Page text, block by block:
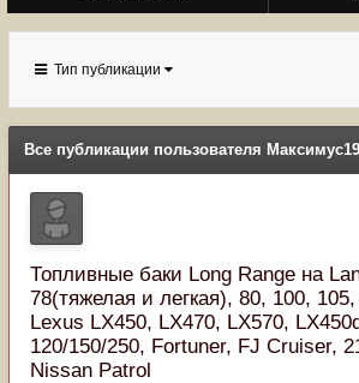
Тип публикации
Все публикации пользователя
Топливные баки Long Range на
78(тяжелая и легкая), 80, 100,
Lexus LX450, LX470, LX570,
120/150/250, Fortuner, FJ Cruiser,
Nissan Patrol